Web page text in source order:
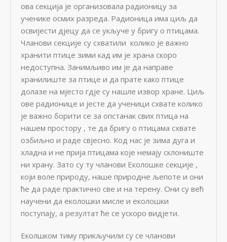
ова секција је организовала радионицу за
ученике осмих разреда. Радионица има циљ да
освијести дјецу да се укључе у бригу о птицама.
Чланови секције су схватили колико је важно
хранити птице зими кад им је храна скоро
недоступна. Занимљиво им је да направе
хранилиште за птице и да прате како птице
долазе на мјесто гдје су нашле извор хране. Циљ
ове радионице и јесте да ученици схвате колико
је важно борити се за опстанак свих птица на
нашем простору , те да бригу о птицама схвате
озбиљно и раде свјесно. Код нас је зима дуга и
хладна и не прија птицама које немају склониште
ни храну. Зато су ту чланови Еколошке секције ,
који воле природу, наше природне љепоте и они
ће да раде практично све и на терену. Они су већ
научени да еколошки мисле и еколошки
поступају, а резултат ће се ускоро видјети.
Еколшком тиму прикључили су се чланови